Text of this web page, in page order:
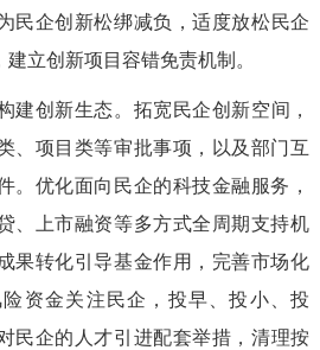
民企创新松绑减负，适度放松民企
建立创新项目容错免责机制。
建创新生态。 拓宽民企创新空间，
、项目类等审批事项，以及部门互
。优化面向民企的科技金融服务，
、上市融资等多方式全周期支持机
果转化引导基金作用，完善市场化
资金关注民企， 投早、投小、投
民企的人才引进配套举措 ，清理按